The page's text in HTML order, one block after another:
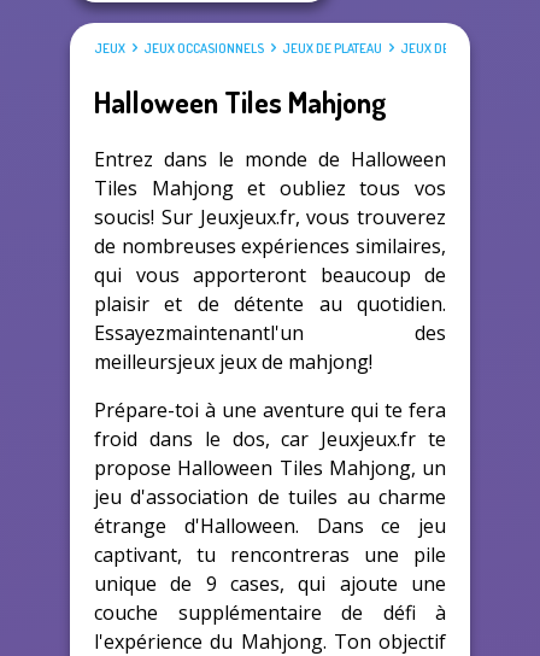
JEUX JEUX OCCASIONNELS JEUX DE PLATEAU JEUX DE MAHJONG
Halloween Tiles Mahjong
Entrez dans le monde de Halloween
Tiles Mahjong et oubliez tous vos
soucis! Sur Jeuxjeux.fr, vous trouverez
de nombreuses expériences similaires,
qui vous apporteront beaucoup de
plaisir et de détente au quotidien.
Essayezmaintenantl'un des
meilleursjeux jeux de mahjong!
Prépare-toi à une aventure qui te fera
froid dans le dos, car Jeuxjeux.fr te
propose Halloween Tiles Mahjong, un
jeu d'association de tuiles au charme
étrange d'Halloween. Dans ce jeu
captivant, tu rencontreras une pile
unique de 9 cases, qui ajoute une
couche supplémentaire de défi à
l'expérience du Mahjong. Ton objectif